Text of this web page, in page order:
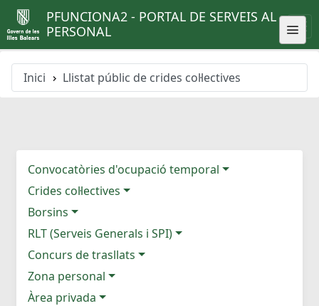
PFUNCIONA2 - PORTAL DE SERVEIS AL
PERSONAL
Inici Llistat públic de crides col·lectives
Convocatòries d'ocupació temporal
Crides col·lectives
Borsins
RLT (Serveis Generals i SPI)
Concurs de trasllats
Zona personal
Àrea privada